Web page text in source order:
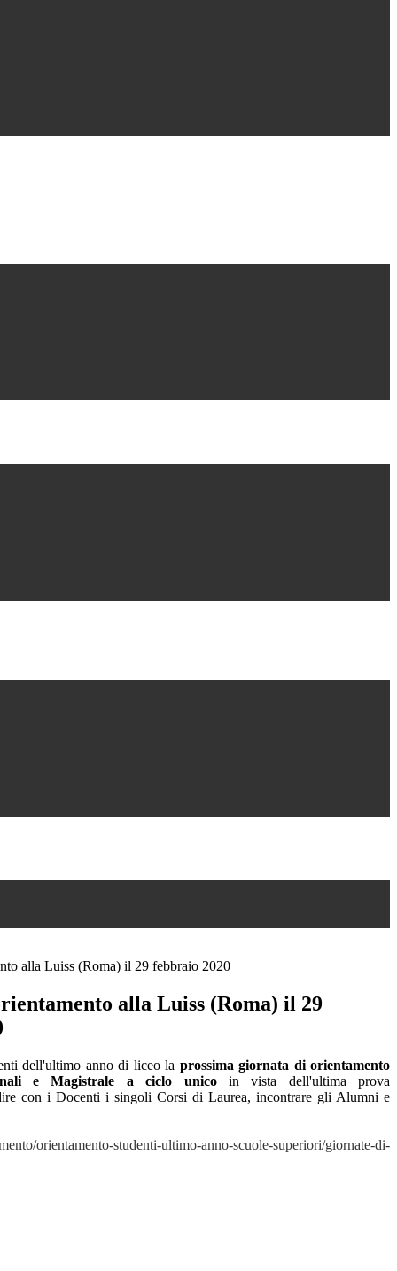
alla Luiss (Roma) il 29 febbraio 2020
alla Luiss (Roma) il 29
dell'ultimo anno di liceo la prossima giornata di orientamento
e Magistrale a ciclo unicoin vista dell'ultima prova
con i Docenti i singoli Corsi di Laurea, incontrare gli Alumni e
orientamento-studenti-ultimo-anno-scuole-superiori/giornate-di-